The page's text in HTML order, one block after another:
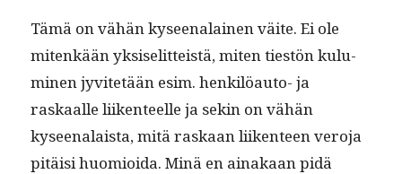
Tämä on vähän kyseenalainen väite. Ei ole
mitenkään yksiselit­teistä, miten tiestön kulu­
mi­nen jyvitetään esim. henkilöau­to- ja
raskaalle liiken­teelle ja sekin on vähän
kyseenalaista, mitä raskaan liiken­teen vero­ja
pitäisi huomioi­da. Minä en ainakaan pidä